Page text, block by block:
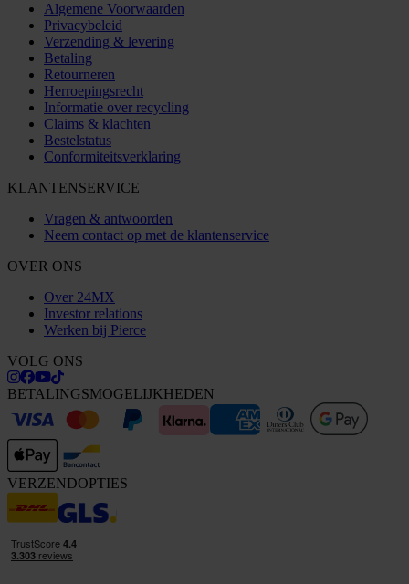
Algemene Voorwaarden
Privacybeleid
Verzending & levering
Betaling
Retourneren
Herroepingsrecht
Informatie over recycling
Claims & klachten
Bestelstatus
Conformiteitsverklaring
KLANTENSERVICE
Vragen & antwoorden
Neem contact op met de klantenservice
OVER ONS
Over 24MX
Investor relations
Werken bij Pierce
VOLG ONS
BETALINGSMOGELIJKHEDEN
VERZENDOPTIES